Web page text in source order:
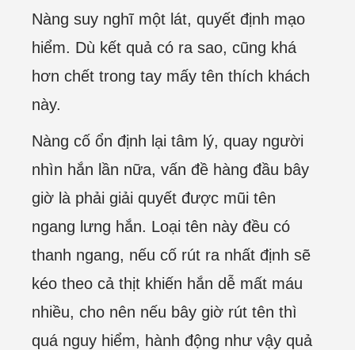
Nàng suy nghĩ một lát, quyết định mạo
hiểm. Dù kết quả có ra sao, cũng khá
hơn chết trong tay mấy tên thích khách
này.
Nàng cố ổn định lại tâm lý, quay người
nhìn hắn lần nữa, vấn đề hàng đầu bây
giờ là phải giải quyết được mũi tên
ngang lưng hắn. Loại tên này đều có
thanh ngang, nếu cố rút ra nhất định sẽ
kéo theo cả thịt khiến hắn dễ mất máu
nhiều, cho nên nếu bây giờ rút tên thì
quá nguy hiểm, hành động như vậy quả